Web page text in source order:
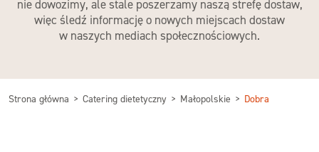
nie dowozimy, ale stale poszerzamy naszą strefę dostaw,
więc śledź informację o nowych miejscach dostaw
w naszych mediach społecznościowych.
Strona główna Catering dietetyczny Małopolskie Dobra